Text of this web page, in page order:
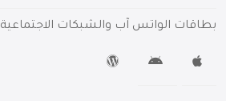
بطاقات الواتس آب والشبكات الاجتماعية